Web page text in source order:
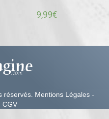
9,99€
réservés. Mentions Légales-
CGV